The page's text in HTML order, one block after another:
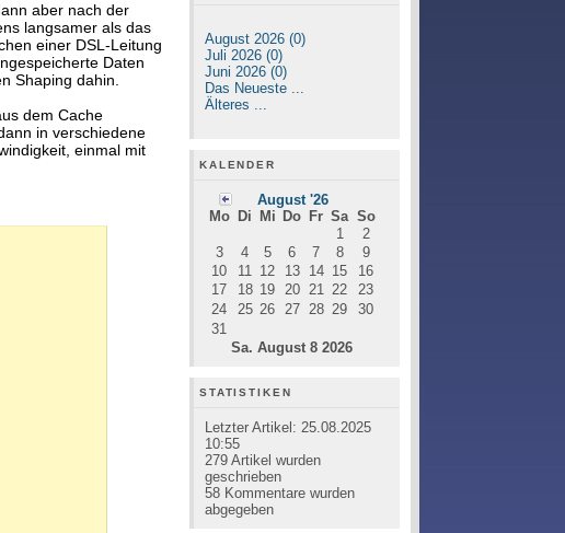
aber nach der
langsamer als das
einer DSL-Leitung
Daten
Shaping dahin.
dem Cache
in verschiedene
einmal mit
August 2026 (0)
Juli 2026 (0)
Juni 2026 (0)
Das Neueste ...
Älteres ...
KALENDER
August '26
Mo
Di Mi Do Fr Sa So
Sa. August 8 2026
1
2
3
4 5 6 7 8
9
10
11 12 13 14 15
16
17
18 19 20 21 22
23
24
25 26 27 28 29
30
31
STATISTIKEN
Letzter Artikel: 25.08.2025
10:55
279Artikel wurden
geschrieben
58Kommentare wurden
abgegeben